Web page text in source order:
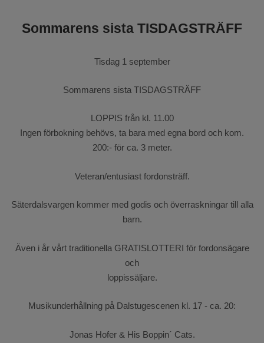
Sommarens sista TISDAGSTRÄFF
Tisdag 1 september
Sommarens sista TISDAGSTRÄFF
LOPPIS från kl. 11.00
Ingen förbokning behövs, ta bara med egna bord och kom.
200:- för ca. 3 meter.
Veteran/entusiast fordonsträff.
Säterdalsvargen kommer med godis och överraskningar till alla
barn.
Även i år vårt traditionella GRATISLOTTERI för fordonsägare
och
loppissäljare.
Musikunderhållning på Dalstugescenen kl. 17 - ca. 20:
Jonas Hofer & His Boppin´ Cats.